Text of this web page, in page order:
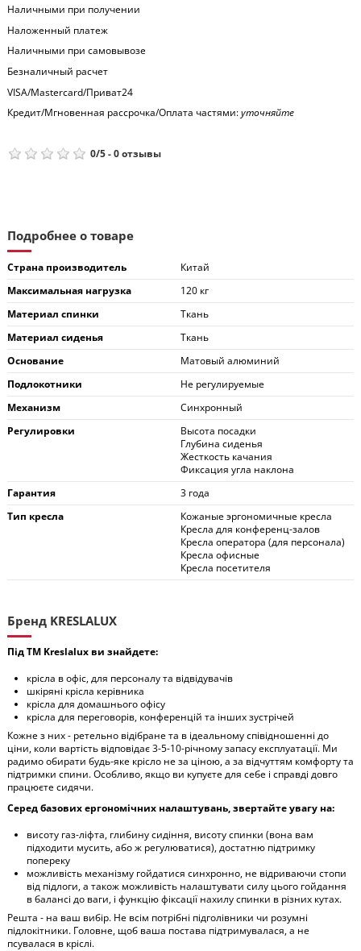
Наличными при получении
Наложенный платеж
Наличными при самовывозе
Безналичный расчет
VISA/Mastercard/Приват24
Кредит/Мгновенная рассрочка/Оплата частями:уточняйте
0/5-0отзывы
Подробнее о товаре
Страна производитель
Китай
Максимальная нагрузка
120 кг
Материал спинки
Ткань
Материал сиденья
Ткань
Основание
Матовый алюминий
Подлокотники
Не регулируемые
Механизм
Синхронный
Регулировки
Высота посадки
Глубина сиденья
Жесткость качания
Фиксация угла наклона
Гарантия
3 года
Тип кресла
Кожаные эргономичные кресла
Кресла для конференц-залов
Кресла оператора (для персонала)
Кресла офисные
Кресла посетителя
Бренд KRESLALUX
Під ТМ Kreslalux ви знайдете:
крісла в офіс, для персоналу та відвідувачів
шкіряні крісла керівника
крісла для домашнього офісу
крісла для переговорів, конференцій та інших зустрічей
Кожне з них - ретельно відібране та в ідеальному співідношенні до
ціни, коли вартість відповідає 3-5-10-річному запасу експлуатації. Ми
радимо обирати будь-яке крісло не за ціною, а за відчуттям комфорту та
підтримки спини. Особливо, якщо ви купуєте для себе і справді довго
працюєте сидячи.
Серед базових ергономічних налаштувань, звертайте увагу на:
висоту газ-ліфта, глибину сидіння, висоту спинки (вона вам
підходити мусить, або ж регулюватися), достатню підтримку
попереку
можливість механізму гойдатися синхронно, не відриваючи стопи
від підлоги, а також можливість налаштувати силу цього гойдання
в балансі до ваги, і функцію фіксації нахилу спинки в різних кутах.
Решта - на ваш вибір. Не всім потрібні підголівники чи розумні
підлокітники. Головне, щоб ваша постава підтримувалася, а не
псувалася в кріслі.